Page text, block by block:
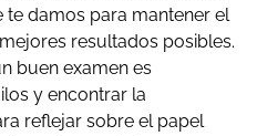
te damos para mantener el
resultados posibles.
buen examen es
y encontrar la
reflejar sobre el papel